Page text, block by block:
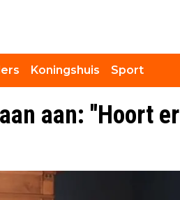
Koningshuis Sport
aan: ''Hoort er